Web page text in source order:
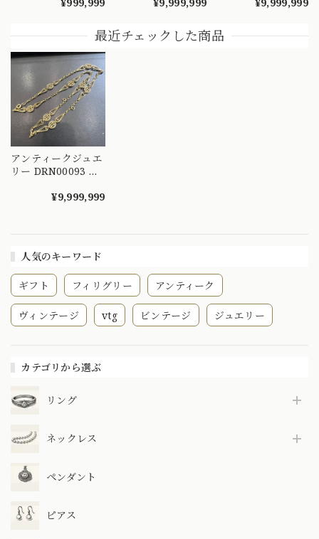
人気のキーワード
ギフト フィリグリー アンティーク
ヴィンテージ vtg ビンテージ ジュエリー
カテゴリから選ぶ
リング
ネックレス
ペンダント
ピアス
リーチェーン ネッ
DRN00090 S
¥999,999
in Italy K18 750 ヴ
チェーン ネックレ
ス 70cm
¥9,999,999
ー ネックレス
小さな奇跡の連なり
が、時を超えて貴女
¥9,999,999
最近チェックした商品
アンティークジュエ
リー DRN00093 フ
ク 18金 K18 フィリ
¥9,999,999